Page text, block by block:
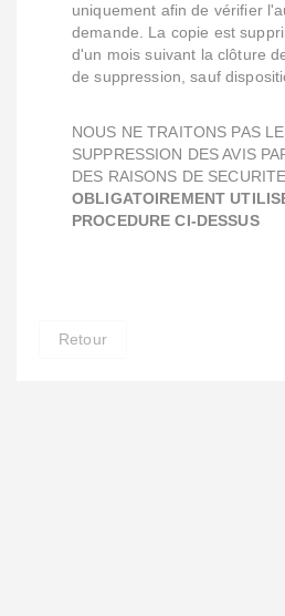
uniquement afin de vérifier
demande. La copie est
d'un mois suivant la clôture
de suppression, sauf
NOUS NE TRAITONS PAS
SUPPRESSION DES AVIS
DES RAISONS DE
OBLIGATOIREMENT
PROCEDURE CI-DESSUS
Retour